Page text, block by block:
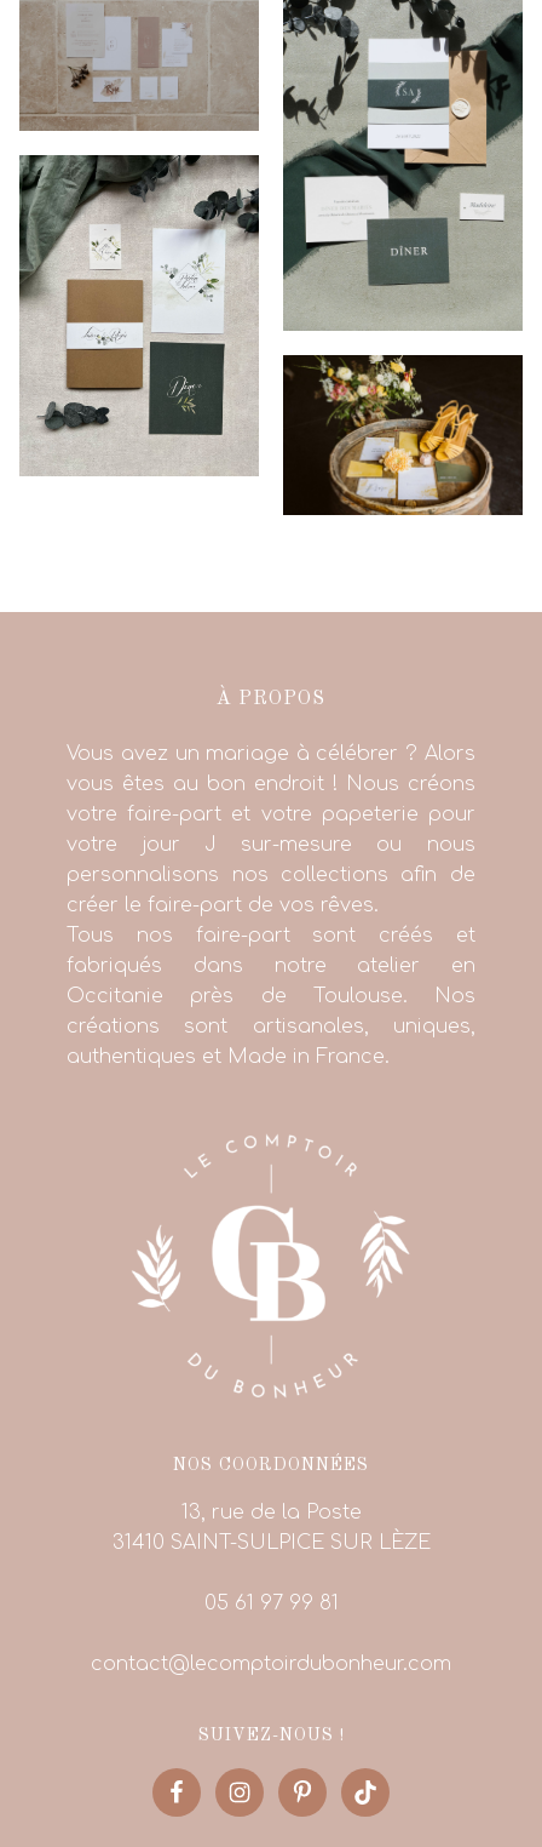
À PROPOS
Vous avez un mariage à célébrer ? Alors
vous êtes au bon endroit ! Nous créons
votre faire-part et votre papeterie pour
votre jour J sur-mesure ou nous
personnalisons nos collections afin de
créer le faire-part de vos rêves.
Tous nos faire-part sont créés et
fabriqués dans notre atelier en
Occitanie près de Toulouse. Nos
créations sont artisanales, uniques,
authentiques et Made in France.
NOS COORDONNÉES
13, rue de la Poste
31410 SAINT-SULPICE SUR LÈZE
05 61 97 99 81
contact@lecomptoirdubonheur.com
SUIVEZ-NOUS !